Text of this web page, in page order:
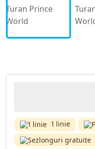
1 linie